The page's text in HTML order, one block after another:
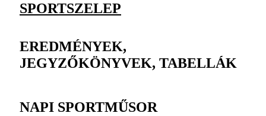
SPORTSZELEP
EREDMÉNYEK,
JEGYZŐKÖNYVEK, TABELLÁK
NAPI SPORTMŰSOR